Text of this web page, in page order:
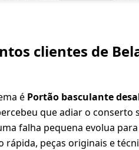
clientes de
é Portão basculante
que adiar o
falha pequena evolua
rápida, peças originais e